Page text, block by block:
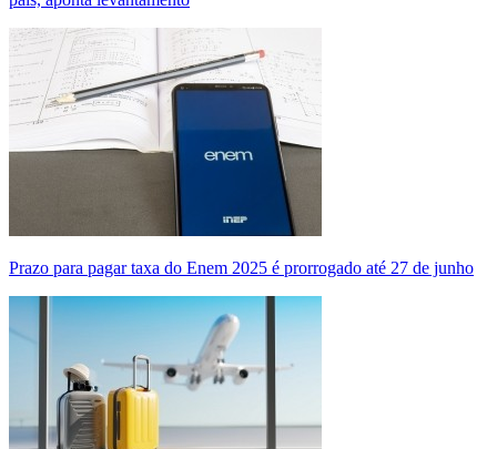
Prazo para pagar taxa do Enem 2025 é prorrogado até 27 de junho